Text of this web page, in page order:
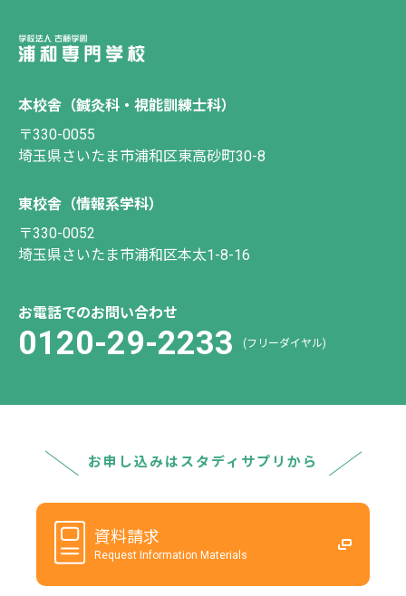
本校舎（鍼灸科・視能訓練士科）
〒330-0055
埼玉県さいたま市浦和区東高砂町30-8
東校舎（情報系学科）
〒330-0052
埼玉県さいたま市浦和区本太1-8-16
お電話でのお問い合わせ
0120-29-2233 (フリーダイヤル)
お申し込みはスタディサプリから
資料請求
Request Information Materials